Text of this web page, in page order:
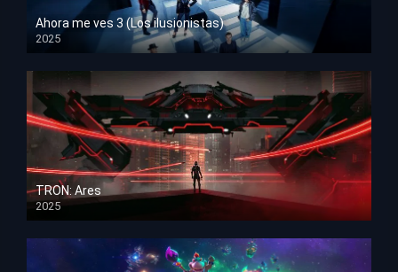
Ahora me ves 3 (Los ilusionistas)
2025
HD 1080p
TRON: Ares
2025
HD 1080p